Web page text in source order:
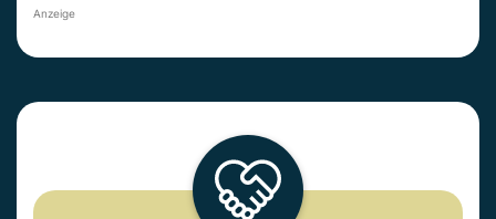
Anzeige